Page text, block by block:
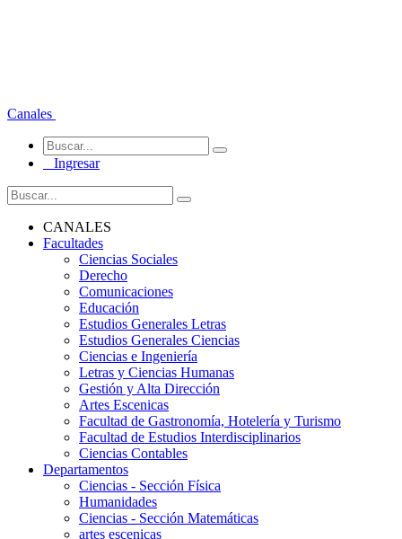
Canales
Ingresar
CANALES
Facultades
Ciencias Sociales
Derecho
Comunicaciones
Educación
Estudios Generales Letras
Estudios Generales Ciencias
Ciencias e Ingeniería
Letras y Ciencias Humanas
Gestión y Alta Dirección
Artes Escenicas
Facultad de Gastronomía, Hotelería y Turismo
Facultad de Estudios Interdisciplinarios
Ciencias Contables
Departamentos
Ciencias - Sección Física
Humanidades
Ciencias - Sección Matemáticas
artes escenicas